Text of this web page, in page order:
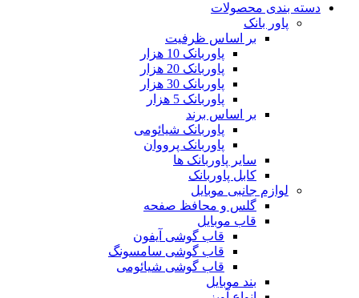
دسته بندی محصولات
پاور بانک
بر اساس ظرفیت
پاوربانک 10 هزار
پاوربانک 20 هزار
پاوربانک 30 هزار
پاوربانک 5 هزار
بر اساس برند
پاوربانک شیائومی
پاوربانک پرووان
سایر پاوربانک ها
کابل پاوربانک
لوازم جانبی موبایل
گلس و محافظ صفحه
قاب موبایل
قاب گوشی آیفون
قاب گوشی سامسونگ
قاب گوشی شیائومی
بند موبایل